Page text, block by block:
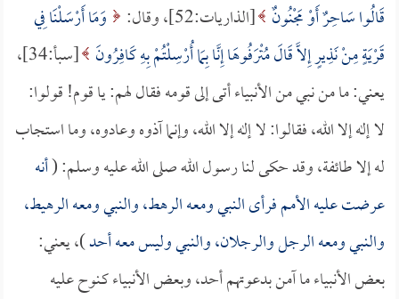
قَالُوا سَاحِرٌ أَوْ مَجْنُونٌ [الذاريات:52]، وقال:
وَمَا أَرْسَلْنَا فِي
قَرْيَةٍ مِنْ نَذِيرٍ إِلاَّ قَالَ مُتْرَفُوهَا إِنَّا بِمَا أُرْسِلْتُمْ بِهِ كَافِرُونَ
[سبأ:34]،
يعني: ما من نبي من الأنبياء أتى إلى قومه فقال لهم: يا قوم! قولوا:
لا إله إلا الله، فقالوا: لا إله إلا الله، وإنما آذوه وعادوه، وما استجاب
له إلا طائفة، وقد حكى لنا رسول الله صلى الله عليه وسلم: (أنه
عرضت عليه الأمم فرأى النبي ومعه الرهط، والنبي ومعه الرهيط،
والنبي ومعه الرجل والرجلان، والنبي وليس معه أحد)، يعني:
بعض الأنبياء ما آمن بدعوتهم أحد، وبعض الأنبياء كـنوح عليه